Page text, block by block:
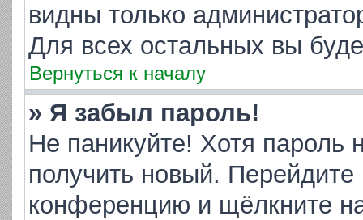
видны только
Для всех остальных вы
Вернуться к началу
» Я забыл пароль!
Не паникуйте! Хотя пароль
получить новый.
конференцию и щёлкните